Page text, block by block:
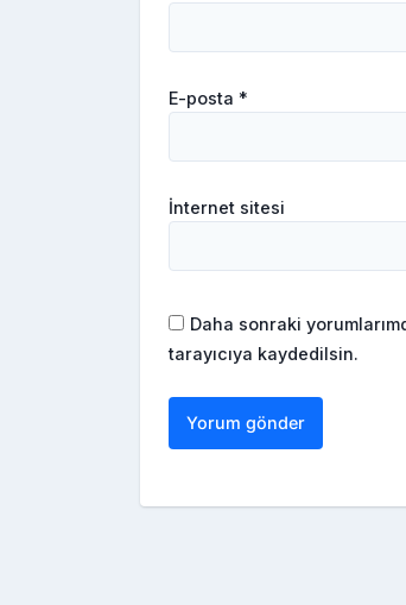
E-posta *
İnternet sitesi
Daha sonraki
tarayıcıya kaydedilsin.